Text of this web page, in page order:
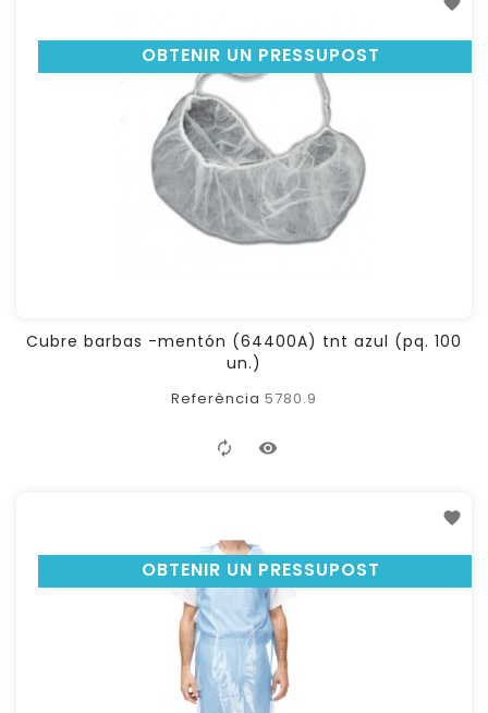
OBTENIR UN PRESSUPOST
Cubre barbas -mentón (64400A) tnt azul (pq. 100
un.)
Referència 5780.9
OBTENIR UN PRESSUPOST